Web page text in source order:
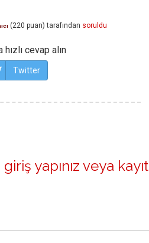
(220 puan) tarafından soruldu
cevap alın
Twitter
giriş yapınız veya kayıt